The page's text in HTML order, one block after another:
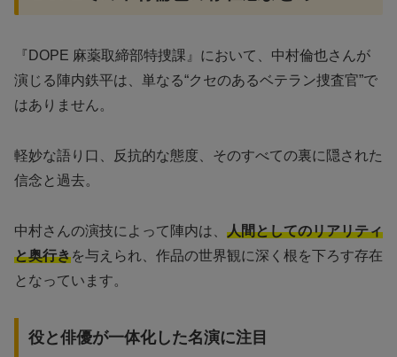
『DOPE 麻薬取締部特捜課』において、中村倫也さんが
演じる陣内鉄平は、単なる“クセのあるベテラン捜査官”で
はありません。
軽妙な語り口、反抗的な態度、そのすべての裏に隠された
信念と過去。
中村さんの演技によって陣内は、 人間としてのリアリティ
と奥行きを与えられ、作品の世界観に深く根を下ろす存在
となっています。
役と俳優が一体化した名演に注目